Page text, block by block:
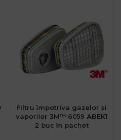
Filtru împotriva gazelor și
vaporilor 3M™ 6059 ABEK1
2 buc în pachet